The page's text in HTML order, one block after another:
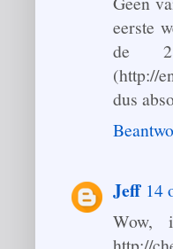
eerste
de
(http://
dus
Jeff 14
Wow,